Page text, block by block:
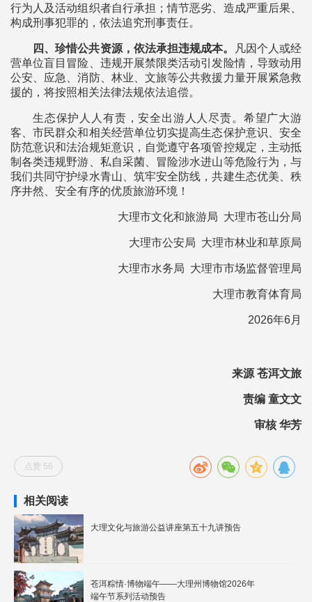
行为人及活动组织者自行承担；情节恶劣、造成严重后果、
构成刑事犯罪的，依法追究刑事责任。
四、珍惜公共资源，依法承担违规成本。
凡因个人或经
营单位盲目冒险、违规开展禁限类活动引发险情，导致动用
公安、应急、消防、林业、文旅等公共救援力量开展紧急救
援的，将按照相关法律法规依法追偿。
生态保护人人有责，安全出游人人尽责。希望广大游
客、市民群众和相关经营单位切实提高生态保护意识、安全
防范意识和法治规矩意识，自觉遵守各项管控规定，主动抵
制各类违规野游、私自采菌、冒险涉水进山等危险行为，与
我们共同守护绿水青山、筑牢安全防线，共建生态优美、秩
序井然、安全有序的优质旅游环境！
大理市文化和旅游局 大理市苍山分局
大理市公安局 大理市林业和草原局
大理市水务局 大理市市场监督管理局
大理市教育体育局
2026年6月
来源 苍洱文旅
责编 童文文
审核 华芳
点赞 56
相关阅读
大理文化与旅游公益讲座第五十九讲预告
苍洱粽情·博物端午——大理州博物馆2026年
端午节系列活动预告